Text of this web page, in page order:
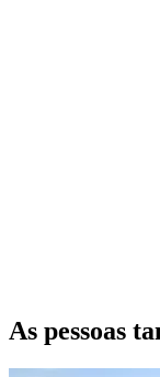
As pessoas